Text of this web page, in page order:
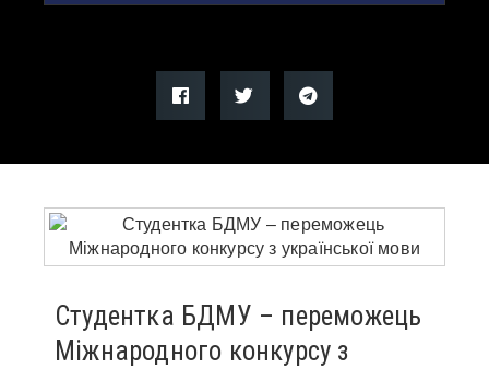
Студентка БДМУ – переможець
Міжнародного конкурсу з